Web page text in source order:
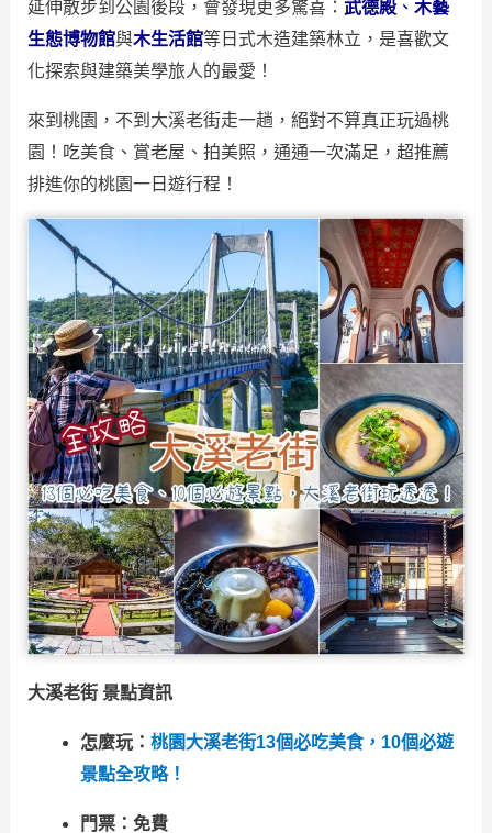
延伸散步到公園後段，會發現更多驚喜： 武德殿、 木藝
生態博物館與木生活館等日式木造建築林立，是喜歡文
化探索與建築美學旅人的最愛！
來到桃園，不到大溪老街走一趟，絕對不算真正玩過桃
園！吃美食、賞老屋、拍美照，通通一次滿足，超推薦
排進你的桃園一日遊行程！
大溪老街 景點資訊
怎麼玩： 桃園大溪老街13個必吃美食，10個必遊
景點全攻略！
門票：免費